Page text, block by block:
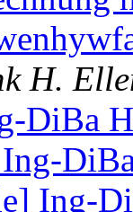
H.
DiBa
Ing-
Ing-